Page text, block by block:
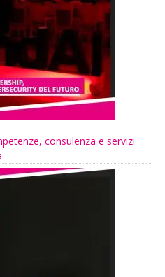
consulenza e servizi